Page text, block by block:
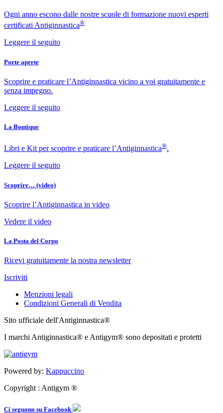
Ogni anno escono dalle nostre scuole di formazione nuovi esperti
certificati Antiginnastica®
Leggere il seguito
Porte aperte
Scoprire e praticare l’Antiginnastica vicino a voi gratuitamente e
senza impegno.
Leggere il seguito
La Boutique
Libri e Kit per scoprire e praticare l’Antiginnastica®.
Leggere il seguito
Scoprire… (video)
Scoprire l’Antiginnastica in video
Vedere il video
La Posta del Corpo
Ricevi gratuitamente la nostra newsletter
Iscriviti
Menzioni legali
Condizioni Generali di Vendita
Sito ufficiale dell'Antiginnastica®
I marchi Antiginnastica® e Antigym® sono depositati e protetti
Powered by: Kappuccino
Copyright : Antigym ®
Ci seguono su Facebook